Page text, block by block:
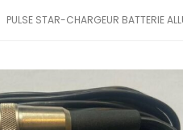
PULSE STAR-CHARGEUR BATTERIE